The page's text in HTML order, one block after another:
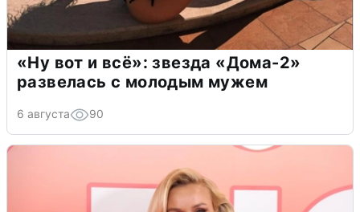
«Ну вот и всё»: звезда «Дома-2»
развелась с молодым мужем
6 августа 90